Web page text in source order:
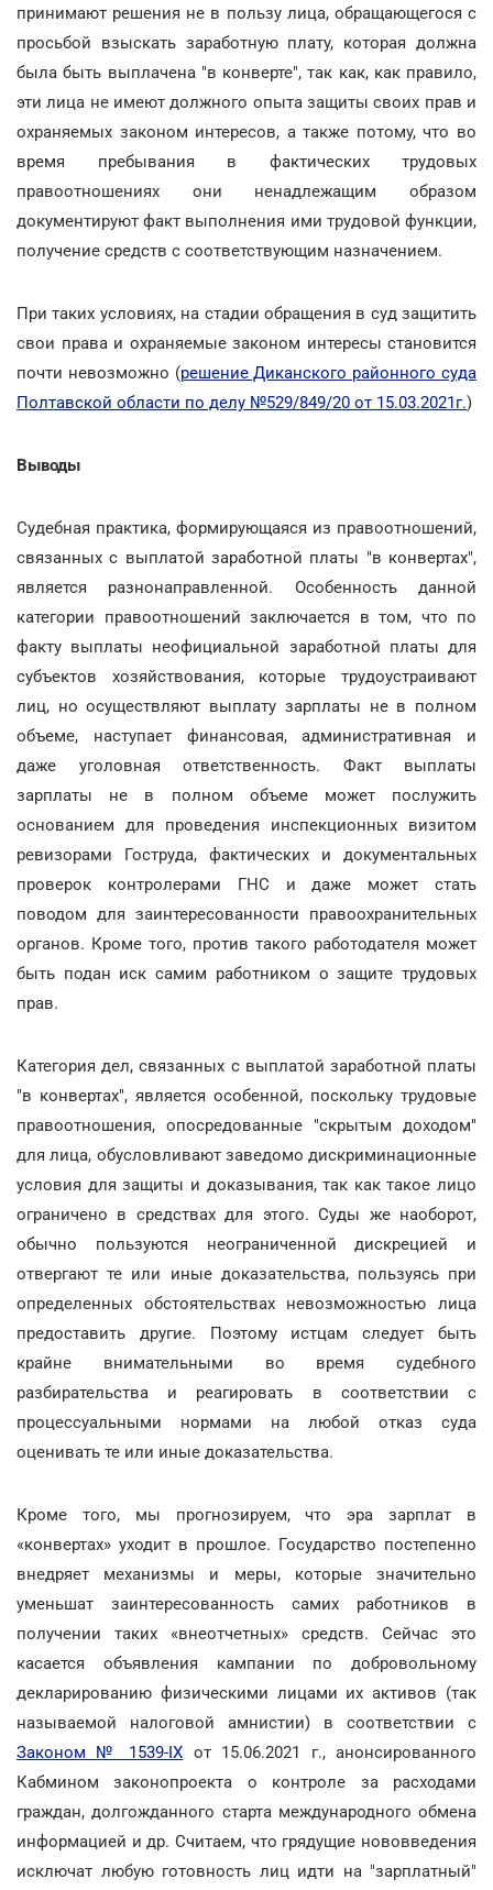
принимают решения не в пользу лица, обращающегося с
просьбой взыскать заработную плату, которая должна
была быть выплачена "в конверте", так как, как правило,
эти лица не имеют должного опыта защиты своих прав и
охраняемых законом интересов, а также потому, что во
время пребывания в фактических трудовых
правоотношениях они ненадлежащим образом
документируют факт выполнения ими трудовой функции,
получение средств с соответствующим назначением.
При таких условиях, на стадии обращения в суд защитить
свои права и охраняемые законом интересы становится
почти невозможно (решение Диканского районного суда
Полтавской области по делу №529/849/20 от 15.03.2021г.)
Выводы
Судебная практика, формирующаяся из правоотношений,
связанных с выплатой заработной платы "в конвертах",
является разнонаправленной. Особенность данной
категории правоотношений заключается в том, что по
факту выплаты неофициальной заработной платы для
субъектов хозяйствования, которые трудоустраивают
лиц, но осуществляют выплату зарплаты не в полном
объеме, наступает финансовая, административная и
даже уголовная ответственность. Факт выплаты
зарплаты не в полном объеме может послужить
основанием для проведения инспекционных визитом
ревизорами Гоструда, фактических и документальных
проверок контролерами ГНС и даже может стать
поводом для заинтересованности правоохранительных
органов. Кроме того, против такого работодателя может
быть подан иск самим работником о защите трудовых
прав.
Категория дел, связанных с выплатой заработной платы
"в конвертах", является особенной, поскольку трудовые
правоотношения, опосредованные "скрытым доходом"
для лица, обусловливают заведомо дискриминационные
условия для защиты и доказывания, так как такое лицо
ограничено в средствах для этого. Суды же наоборот,
обычно пользуются неограниченной дискрецией и
отвергают те или иные доказательства, пользуясь при
определенных обстоятельствах невозможностью лица
предоставить другие. Поэтому истцам следует быть
крайне внимательными во время судебного
разбирательства и реагировать в соответствии с
процессуальными нормами на любой отказ суда
оценивать те или иные доказательства.
Кроме того, мы прогнозируем, что эра зарплат в
«конвертах» уходит в прошлое. Государство постепенно
внедряет механизмы и меры, которые значительно
уменьшат заинтересованность самих работников в
получении таких «внеотчетных» средств. Сейчас это
касается объявления кампании по добровольному
декларированию физическими лицами их активов (так
называемой налоговой амнистии) в соответствии с
Законом № 1539-IX от 15.06.2021 г., анонсированного
Кабмином законопроекта о контроле за расходами
граждан, долгожданного старта международного обмена
информацией и др. Считаем, что грядущие нововведения
исключат любую готовность лиц идти на "зарплатный"